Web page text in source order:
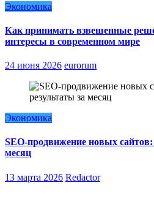
Экономика
Как принимать взвешенные
интересы в современном мире
24 июня 2026 eurorum
Экономика
SEO-продвижение новых
месяц
13 марта 2026 Redactor